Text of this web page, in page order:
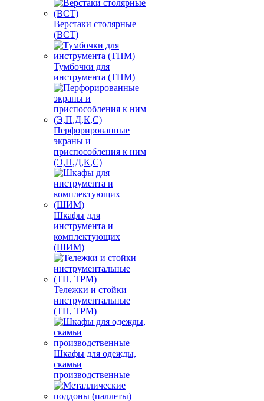
Верстаки столярные
(ВСТ)
Тумбочки для
инструмента (ТПМ)
Перфорированные
экраны и
приспособления к ним
(Э,П,Д,К,С)
Шкафы для
инструмента и
комплектующих
(ШИМ)
Тележки и стойки
инструментальные
(ТП, ТРМ)
Шкафы для одежды,
скамьи
производственные